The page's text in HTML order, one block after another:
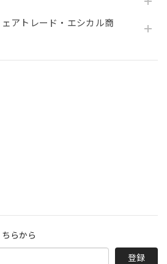
ェアトレード・エシカル商
らから
登録